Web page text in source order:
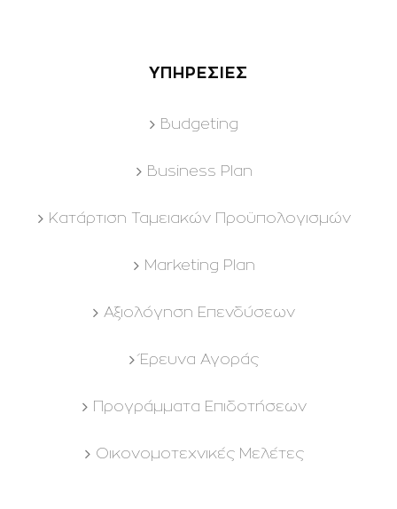
ΥΠΗΡΕΣΙΕΣ
Budgeting
Business Plan
Kατάρτιση Ταμειακών Προϋπολογισμών
Marketing Plan
Αξιολόγηση Επενδύσεων
Έρευνα Αγοράς
Προγράμματα Επιδοτήσεων
Οικονομοτεχνικές Μελέτες